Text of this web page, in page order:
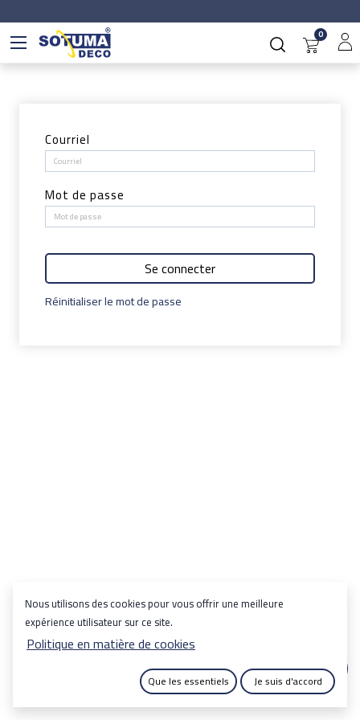
0
Courriel
Mot de passe
Se connecter
Réinitialiser le mot de passe
Copyright © SOTUMA DECO English (US) | Français
Nous utilisons des cookies pour vous offrir une meilleure
expérience utilisateur sur ce site.
Politique en matière de cookies
Que les essentiels Je suis d'accord